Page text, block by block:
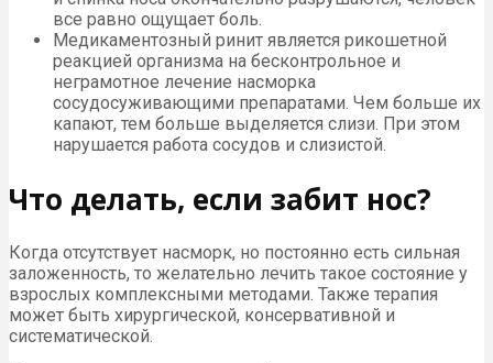
все равно ощущает боль.
Медикаментозный ринит является рикошетной
реакцией организма на бесконтрольное и
неграмотное лечение насморка
сосудосуживающими препаратами. Чем больше их
капают, тем больше выделяется слизи. При этом
нарушается работа сосудов и слизистой.
Что делать, если забит нос?
Когда отсутствует насморк, но постоянно есть сильная
заложенность, то желательно лечить такое состояние у
взрослых комплексными методами. Также терапия
может быть хирургической, консервативной и
систематической.